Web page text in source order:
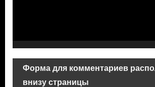
Форма для комментариев
внизу страницы